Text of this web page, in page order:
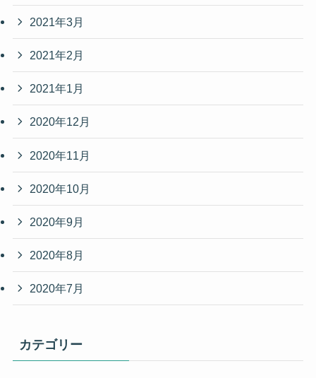
2021年3月
2021年2月
2021年1月
2020年12月
2020年11月
2020年10月
2020年9月
2020年8月
2020年7月
カテゴリー